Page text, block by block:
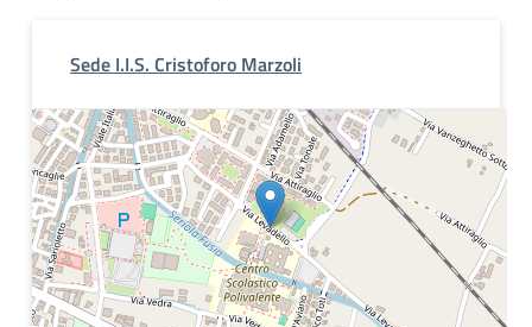
Sede I.I.S. Cristoforo Marzoli